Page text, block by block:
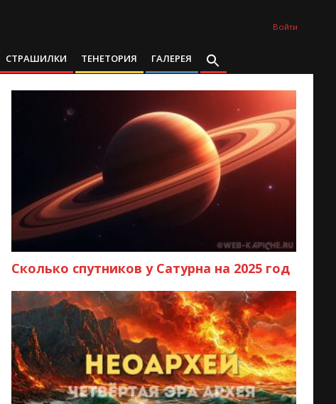
Войти
СТРАШИЛКИ ТЕНЕТОРИЯ ГАЛЕРЕЯ
Сколько спутников у Сатурна на 2025 год